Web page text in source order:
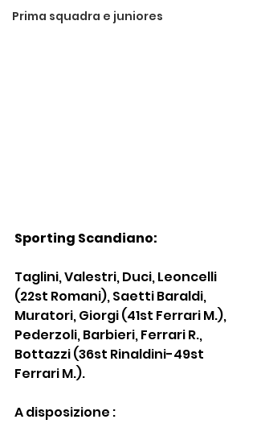
Prima squadra e juniores
Sporting Scandiano:
Taglini, Valestri, Duci, Leoncelli
(22st Romani), Saetti Baraldi,
Muratori, Giorgi (41st Ferrari M.),
Pederzoli, Barbieri, Ferrari R.,
Bottazzi (36st Rinaldini-49st
Ferrari M.).
A disposizione :